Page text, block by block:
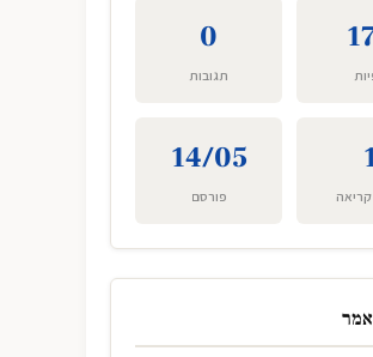
0
תגובות
14/05
פורסם